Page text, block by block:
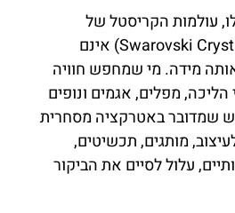
עולמות הקריסטל של
סברובסקי (Swarovski Crystal Worlds) אינם
מידה. מי שמחפש חוויה
מפלים, אגמים ונופים
שמדובר באטרקציה מסחרית
מותגים, תכשיטים,
עלול לסיים את הביקור